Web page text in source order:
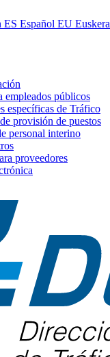
ES Español EU Euskera
empleados públicos
específicas de Tráfico
provisión de puestos
personal interino
proveedores